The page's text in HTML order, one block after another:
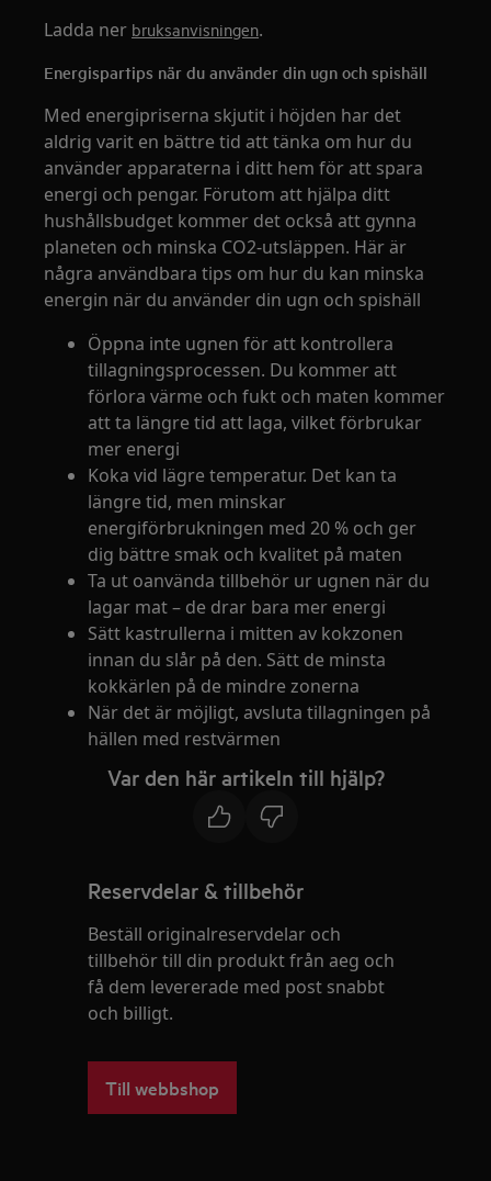
Ladda ner bruksanvisningen.
Energispartips när du använder din ugn och spishäll
Med energipriserna skjutit i höjden har det
aldrig varit en bättre tid att tänka om hur du
använder apparaterna i ditt hem för att spara
energi och pengar. Förutom att hjälpa ditt
hushållsbudget kommer det också att gynna
planeten och minska CO2-utsläppen. Här är
några användbara tips om hur du kan minska
energin när du använder din ugn och spishäll
Öppna inte ugnen för att kontrollera
tillagningsprocessen. Du kommer att
förlora värme och fukt och maten kommer
att ta längre tid att laga, vilket förbrukar
mer energi
Koka vid lägre temperatur. Det kan ta
längre tid, men minskar
energiförbrukningen med 20 % och ger
dig bättre smak och kvalitet på maten
Ta ut oanvända tillbehör ur ugnen när du
lagar mat – de drar bara mer energi
Sätt kastrullerna i mitten av kokzonen
innan du slår på den. Sätt de minsta
kokkärlen på de mindre zonerna
När det är möjligt, avsluta tillagningen på
hällen med restvärmen
Var den här artikeln till hjälp?
Reservdelar & tillbehör
Beställ originalreservdelar och
tillbehör till din produkt från aeg och
få dem levererade med post snabbt
och billigt.
Till webbshop